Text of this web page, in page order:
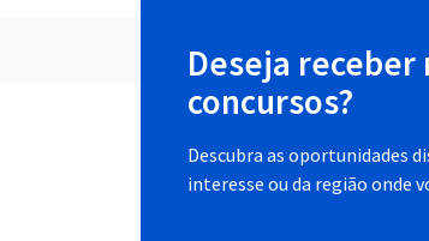
Deseja
concursos?
Descubra as oportunidades
interesse ou da região onde